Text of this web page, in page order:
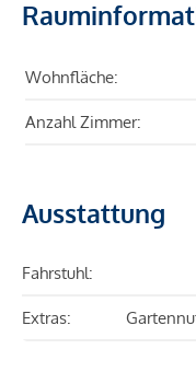
Wohnfläche:
Anzahl Zimmer:
Ausstattung
Fahrstuhl:
Extras: